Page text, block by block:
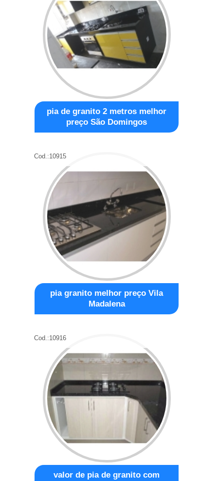
pia de granito 2 metros melhor
preço São Domingos
Cod.:10915
pia granito melhor preço Vila
Madalena
Cod.:10916
valor de pia de granito com